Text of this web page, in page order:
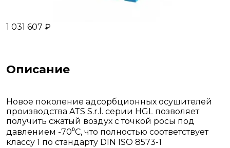
1 031 607 ₽
Описание
Новое поколение адсорбционных осушителей
производства ATS S.r.l. серии HGL позволяет
получить сжатый воздух с точкой росы под
давлением -70⁰С, что полностью соответствует
классу 1 по стандарту DIN ISO 8573-1